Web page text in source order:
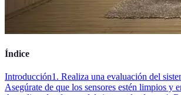
Índice
Introducción1. Realiza una evaluación del
Asegúrate de que los sensores estén limpios y